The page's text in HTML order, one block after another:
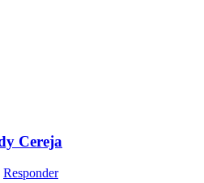
Cereja
Responder